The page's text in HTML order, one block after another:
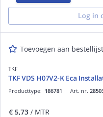
Log in
Toevoegen aan bestellijst
TKF
TKF VDS H07V2-K Eca
Art. nr.
Producttype: 186781
€ 5,73 / MTR